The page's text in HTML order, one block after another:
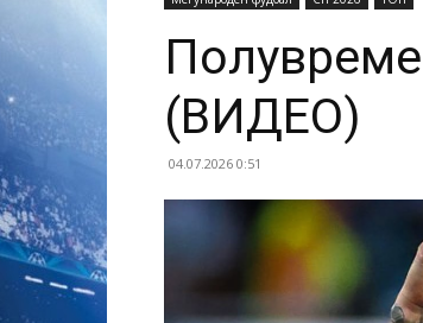
(ВИДЕО)
04.07.2026 0:51